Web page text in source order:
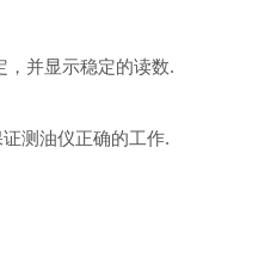
并显示稳定的读数.
测油仪正确的工作.